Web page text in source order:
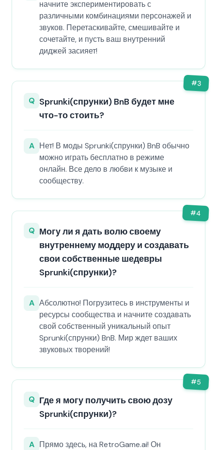
начните экспериментировать с
различными комбинациями персонажей и
звуков. Перетаскивайте, смешивайте и
сочетайте, и пусть ваш внутренний
диджей засияет!
#3
Q Sprunki(спрунки) BnB будет мне
что-то стоить?
A Нет! В моды Sprunki(спрунки) BnB обычно
можно играть бесплатно в режиме
онлайн. Все дело в любви к музыке и
сообществу.
#4
Q Могу ли я дать волю своему
внутреннему моддеру и создавать
свои собственные шедевры
Sprunki(спрунки)?
A Абсолютно! Погрузитесь в инструменты и
ресурсы сообщества и начните создавать
свой собственный уникальный опыт
Sprunki(спрунки) BnB. Мир ждет ваших
звуковых творений!
#5
Q Где я могу получить свою дозу
Sprunki(спрунки)?
A Прямо здесь, на RetroGame.ai! Он